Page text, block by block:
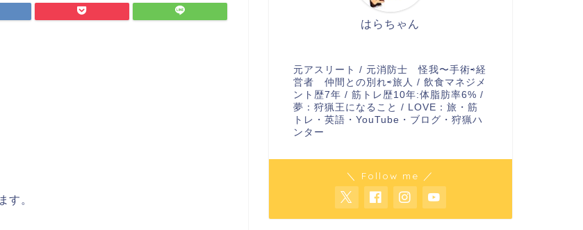
す。
はらちゃん
元アスリート / 元消防士 怪我〜手術⇨経
営者 仲間との別れ⇨旅人 / 飲食マネジメ
ント歴7年 / 筋トレ歴10年:体脂肪率6% /
夢：狩猟王になること / LOVE：旅・筋
トレ・英語・YouTube・ブログ・狩猟ハ
ンター
＼ Follow me ／